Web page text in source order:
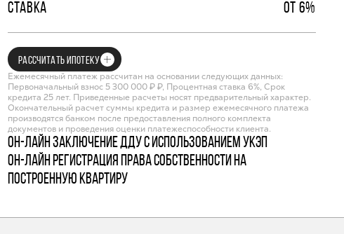
СТАВКА ОТ 6%
РАССЧИТАТЬ ИПОТЕКУ
Ежемесячный платеж рассчитан на основании следующих данных:
Первоначальный взнос 5 300 000 ₽ ₽, Процентная ставка 6%, Срок
кредита 25 лет. Приведенные расчеты носят предварительный характер.
Окончательный расчет суммы кредита и размер ежемесячного платежа
производятся банком после предоставления полного комплекта
документов и проведения оценки платежеспособности клиента.
Он-лайн заключение ДДУ с использованием УКЭП
Он-лайн регистрация права собственности на
построенную квартиру